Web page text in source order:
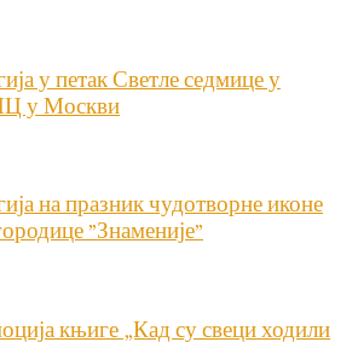
у петак Светле седмице у
у Москви
на празник чудотворне иконе
”Знаменије”
књиге „Кад су свеци ходили